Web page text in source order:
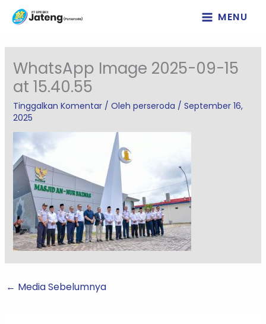
Lewati
MENU
WhatsApp Image 2025-09-15
at 15.40.55
Tinggalkan Komentar / Oleh perseroda / September 16,
2025
← Media Sebelumnya